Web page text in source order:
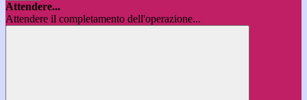
Attendere...
Attendere il completamento dell'operazione...